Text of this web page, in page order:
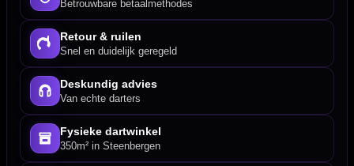
Betrouwbare betaalmethodes
Retour & ruilen
Snel en duidelijk geregeld
Deskundig advies
Van echte darters
Fysieke dartwinkel
350m² in Steenbergen